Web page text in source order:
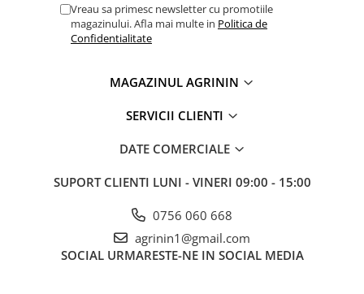
Masca de sudura & accesori
Motocoasa
Sape/ Cazmale/ Lopeti
Scule de mana
Set chei combinate
Surubelnite
Vreau sa primesc newsletter cu promotiile
magazinului. Afla mai multe in Politica de
Confidentialitate
MAGAZINUL AGRININ
SERVICII CLIENTI
DATE COMERCIALE
SUPORT CLIENTI LUNI - VINERI 09:00 - 15:00
0756 060 668
agrinin1@gmail.com
SOCIAL URMARESTE-NE IN SOCIAL MEDIA